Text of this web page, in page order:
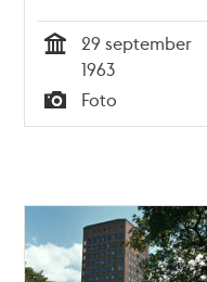
29 september
1963
Typ
Foto